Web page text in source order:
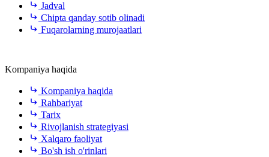
Jadval
Chipta qanday sotib olinadi
Fuqarolarning murojaatlari
Kompaniya haqida
Kompaniya haqida
Rahbariyat
Tarix
Rivojlanish strategiyasi
Xalqaro faoliyat
Bo'sh ish o'rinlari